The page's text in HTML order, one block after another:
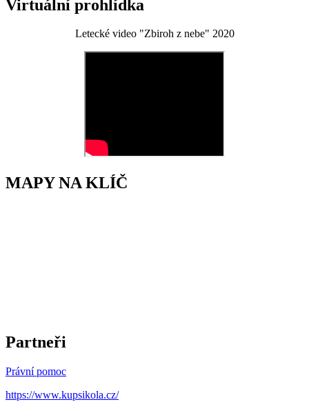
Virtuální prohlídka
Letecké video "Zbiroh z nebe" 2020
MAPY NA KLÍČ
Partneři
Právní pomoc
https://www.kupsikola.cz/